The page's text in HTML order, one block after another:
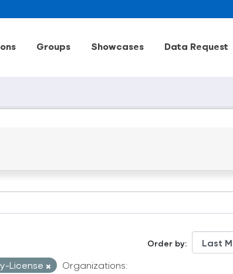
Groups Showcases Data Request
Order by
License
Organizations: